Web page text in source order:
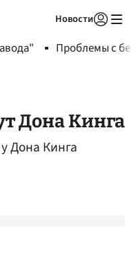
Новости
Проблемы с
Дона Кинга
Дона Кинга